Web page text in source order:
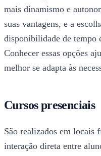
mais dinamismo e
suas vantagens, e a
disponibilidade de tempo
Conhecer essas opções
melhor se adapta às
Cursos presenciais
São realizados em locais
interação direta entre